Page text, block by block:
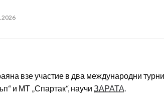
взе участие в два международни
и МТ „Спартак“, научи ЗАРАТА.